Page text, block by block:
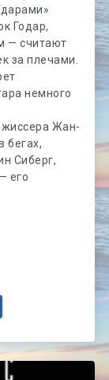
Годар,
— считают
за плечами.
немного
Жан-
бегах,
Сиберг,
его